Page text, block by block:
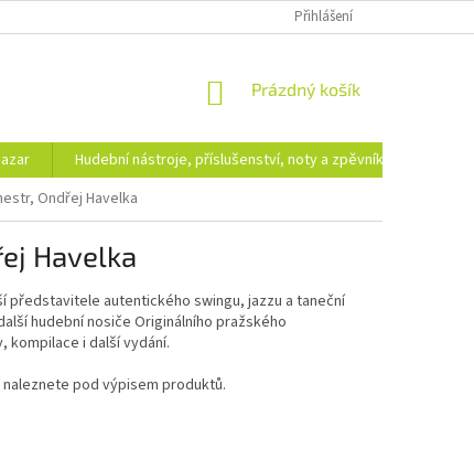
OCHRANY OSOBNÍCH ÚDAJŮ DOPRAVA A PLATBA
Přihlášení
NÁKUPNÍ
Prázdný košík
Hudební nástroje, příslušenství, noty a zpěvníky
Ondřej Havelka
Havelka
představitele autentického swingu, jazzu a taneční
hudební nosiče Originálního pražského
kompilace i další vydání.
pod výpisem produktů.